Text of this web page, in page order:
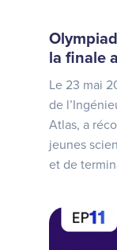
la finale
Le 23 mai
de
Atlas, a
jeunes
et de